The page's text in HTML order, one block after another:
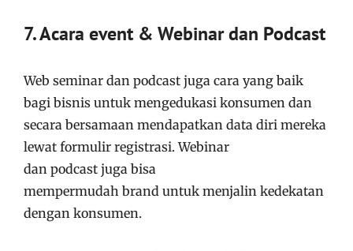
7. Acara event & Webinar dan Podcast
Web seminar dan podcast juga cara yang baik
bagi bisnis untuk mengedukasi konsumen dan
secara bersamaan mendapatkan data diri mereka
lewat formulir registrasi. Webinar
dan podcast juga bisa
mempermudah brand untuk menjalin kedekatan
dengan konsumen.